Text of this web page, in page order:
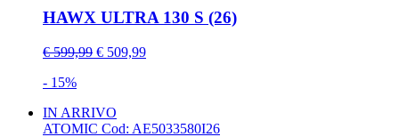
HAWX ULTRA 130 S (26)
€ 599,99 € 509,99
- 15%
IN ARRIVO
ATOMIC Cod: AE5033580I26